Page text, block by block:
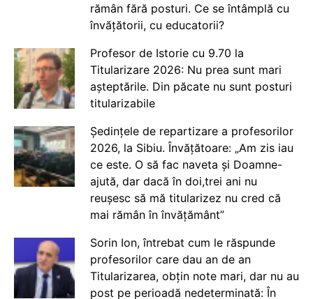
rămân fără posturi. Ce se întâmplă cu
învățătorii, cu educatorii?
Profesor de Istorie cu 9.70 la
Titularizare 2026: Nu prea sunt mari
așteptările. Din păcate nu sunt posturi
titularizabile
Ședințele de repartizare a profesorilor
2026, la Sibiu. Învățătoare: „Am zis iau
ce este. O să fac naveta și Doamne-
ajută, dar dacă în doi,trei ani nu
reușesc să mă titularizez nu cred că
mai rămân în învățământ”
Sorin Ion, întrebat cum le răspunde
profesorilor care dau an de an
Titularizarea, obțin note mari, dar nu au
post pe perioadă nedeterminată: În